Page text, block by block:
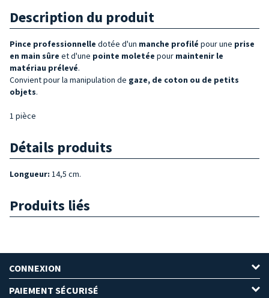
Description du produit
Pince professionnelle dotée d'un manche profilé pour une prise
en main sûre et d'une pointe moletée pour maintenir le
matériau prélevé.
Convient pour la manipulation de gaze, de coton ou de petits
objets.
1 pièce
Détails produits
Longueur: 14,5 cm.
Produits liés
CONNEXION
PAIEMENT SÉCURISÉ